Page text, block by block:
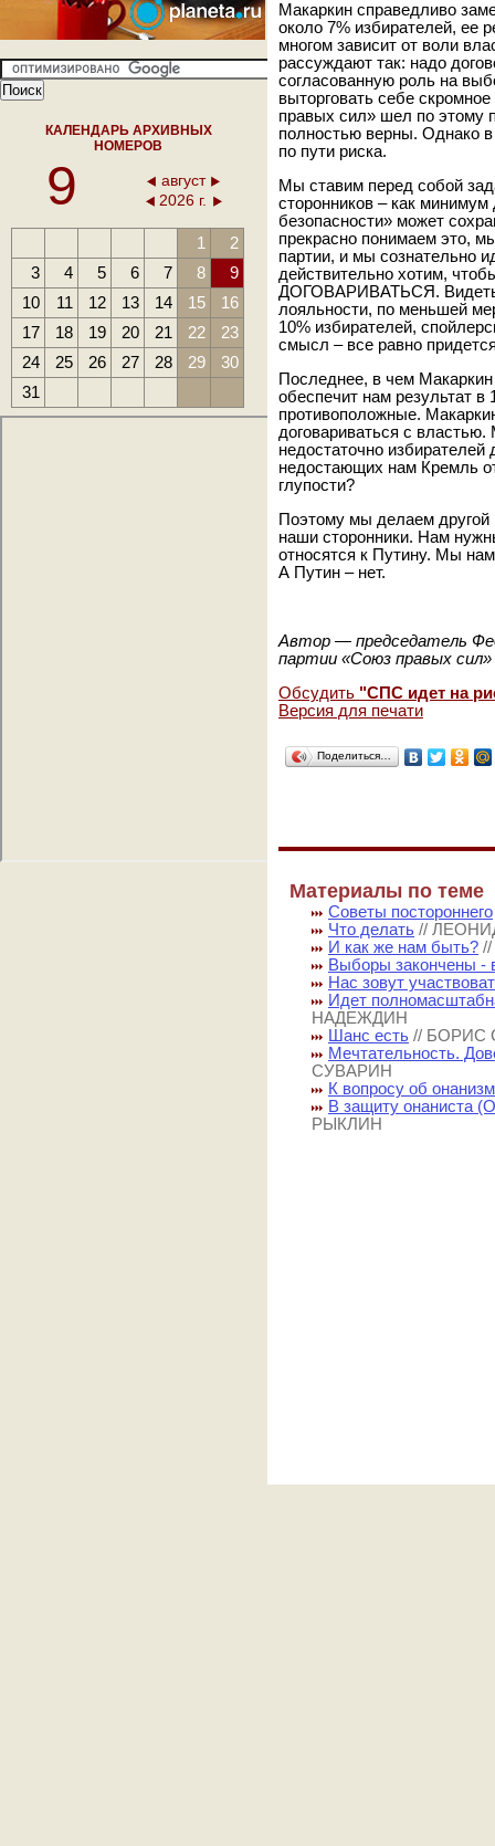
КАЛЕНДАРЬ АРХИВНЫХ
НОМЕРОВ
9
август
2026 г.
1
2
3
4 5 6 7 8
9
10
11 12 13 14 15
16
17
18 19 20 21 22
23
24
25 26 27 28 29
30
31
Макаркин справедливо
около 7% избирателей, ее
многом зависит от воли
рассуждают так: надо
согласованную роль на
выторговать себе
правых сил» шел по этому
полностью верны. Однако
по пути риска.
Мы ставим перед собой
сторонников – как
безопасности» может
прекрасно понимаем это,
партии, и мы сознательно
действительно хотим,
ДОГОВАРИВАТЬСЯ. Видеть
лояльности, по меньшей
10% избирателей,
смысл – все равно
Последнее, в чем
обеспечит нам результат
противоположные.
договариваться с
недостаточно избирателей
недостающих нам Кремль
глупости?
Поэтому мы делаем
наши сторонники. Нам
относятся к Путину. Мы
А Путин – нет.
Автор — председатель
партии «Союз правых сил»
Обсудить "СПС идет на
Версия для печати
Поделиться…
Материалы по теме
Советы постороннего
Что делать //
И как же нам быть?
Выборы закончены -
Нас зовут
Идет
НАДЕЖДИН
Шанс есть // БОРИС
Мечтательность.
СУВАРИН
К вопросу об
В защиту онаниста
РЫКЛИН